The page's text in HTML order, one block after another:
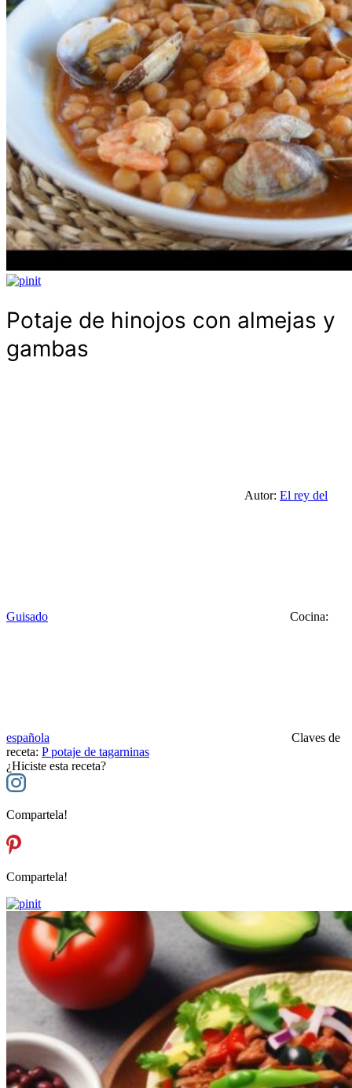
Potaje de hinojos con almejas y
gambas
Autor: El rey del
Guisado Cocina:
española
Claves de
receta: P potaje de tagarninas
¿Hiciste esta receta?
Compartela!
Compartela!